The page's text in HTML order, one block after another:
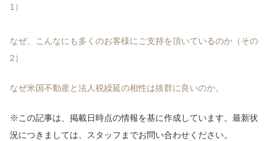
1）
なぜ、こんなにも多くのお客様にご支持を頂いているのか（その
2）
なぜ米国不動産と法人税繰延の相性は抜群に良いのか。
※この記事は、掲載日時点の情報を基に作成しています。最新状
況につきましては、スタッフまでお問い合わせください。